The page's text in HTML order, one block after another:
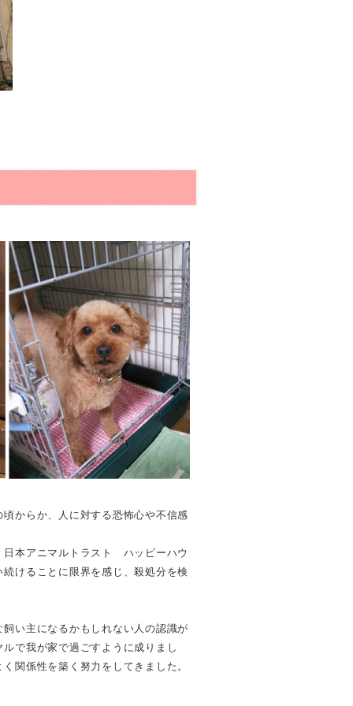
からか、人に対する恐怖心や不信感
本アニマルトラスト ハッピーハウ
けることに限界を感じ、殺処分を検
い主になるかもしれない人の認識が
で我が家で過ごすように成りまし
関係性を築く努力をしてきました。